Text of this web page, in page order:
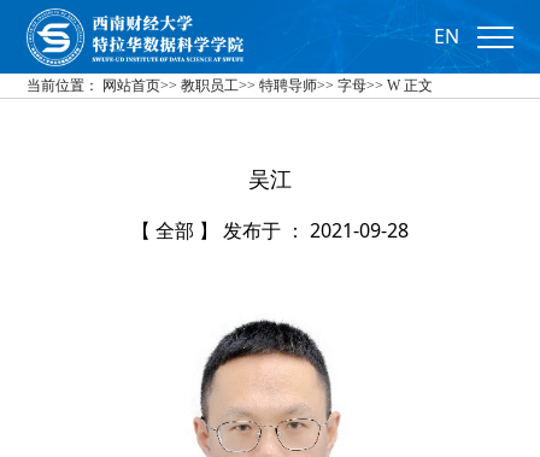
EN
当前位置： 网站首页>> 教职员工>> 特聘导师>> 字母>> W正文
吴江
【 全部 】 发布于 ： 2021-09-28